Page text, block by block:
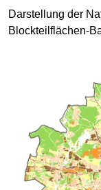
Darstellung der
Blockteilflächen-